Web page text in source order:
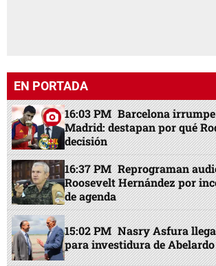
EN PORTADA
16:03 PM Barcelona
Madrid: destapan por qué
decisión
16:37 PM Reprograman
Roosevelt Hernández por
de agenda
15:02 PM Nasry Asfura
para investidura de